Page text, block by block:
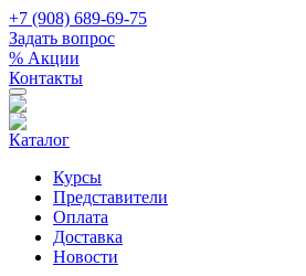
+7 (908) 689-69-75
Задать вопрос
% Акции
Контакты
Каталог
Курсы
Представители
Оплата
Доставка
Новости